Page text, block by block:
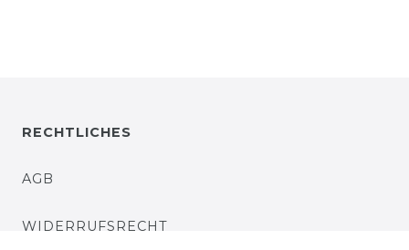
RECHTLICHES
AGB
WIDERRUFSRECHT